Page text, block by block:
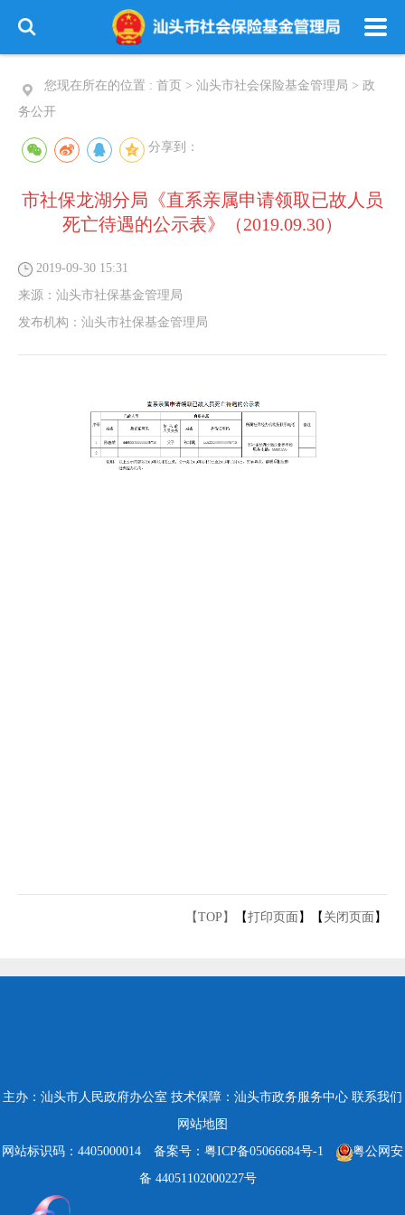
您现在所在的位置 : 首页 > 汕头市社会保险基金管理局 > 政
务公开
分享到：
市社保龙湖分局《直系亲属申请领取已故人员
死亡待遇的公示表》（2019.09.30）
2019-09-30 15:31
来源： 汕头市社保基金管理局
发布机构： 汕头市社保基金管理局
【TOP】 【打印页面 】【 关闭页面 】
主办：汕头市人民政府办公室 技术保障：汕头市政务服务中心 联系我们
网站地图
网站标识码：4405000014
备案号：粤ICP备05066684号-1
粤公网安
备 44051102000227号